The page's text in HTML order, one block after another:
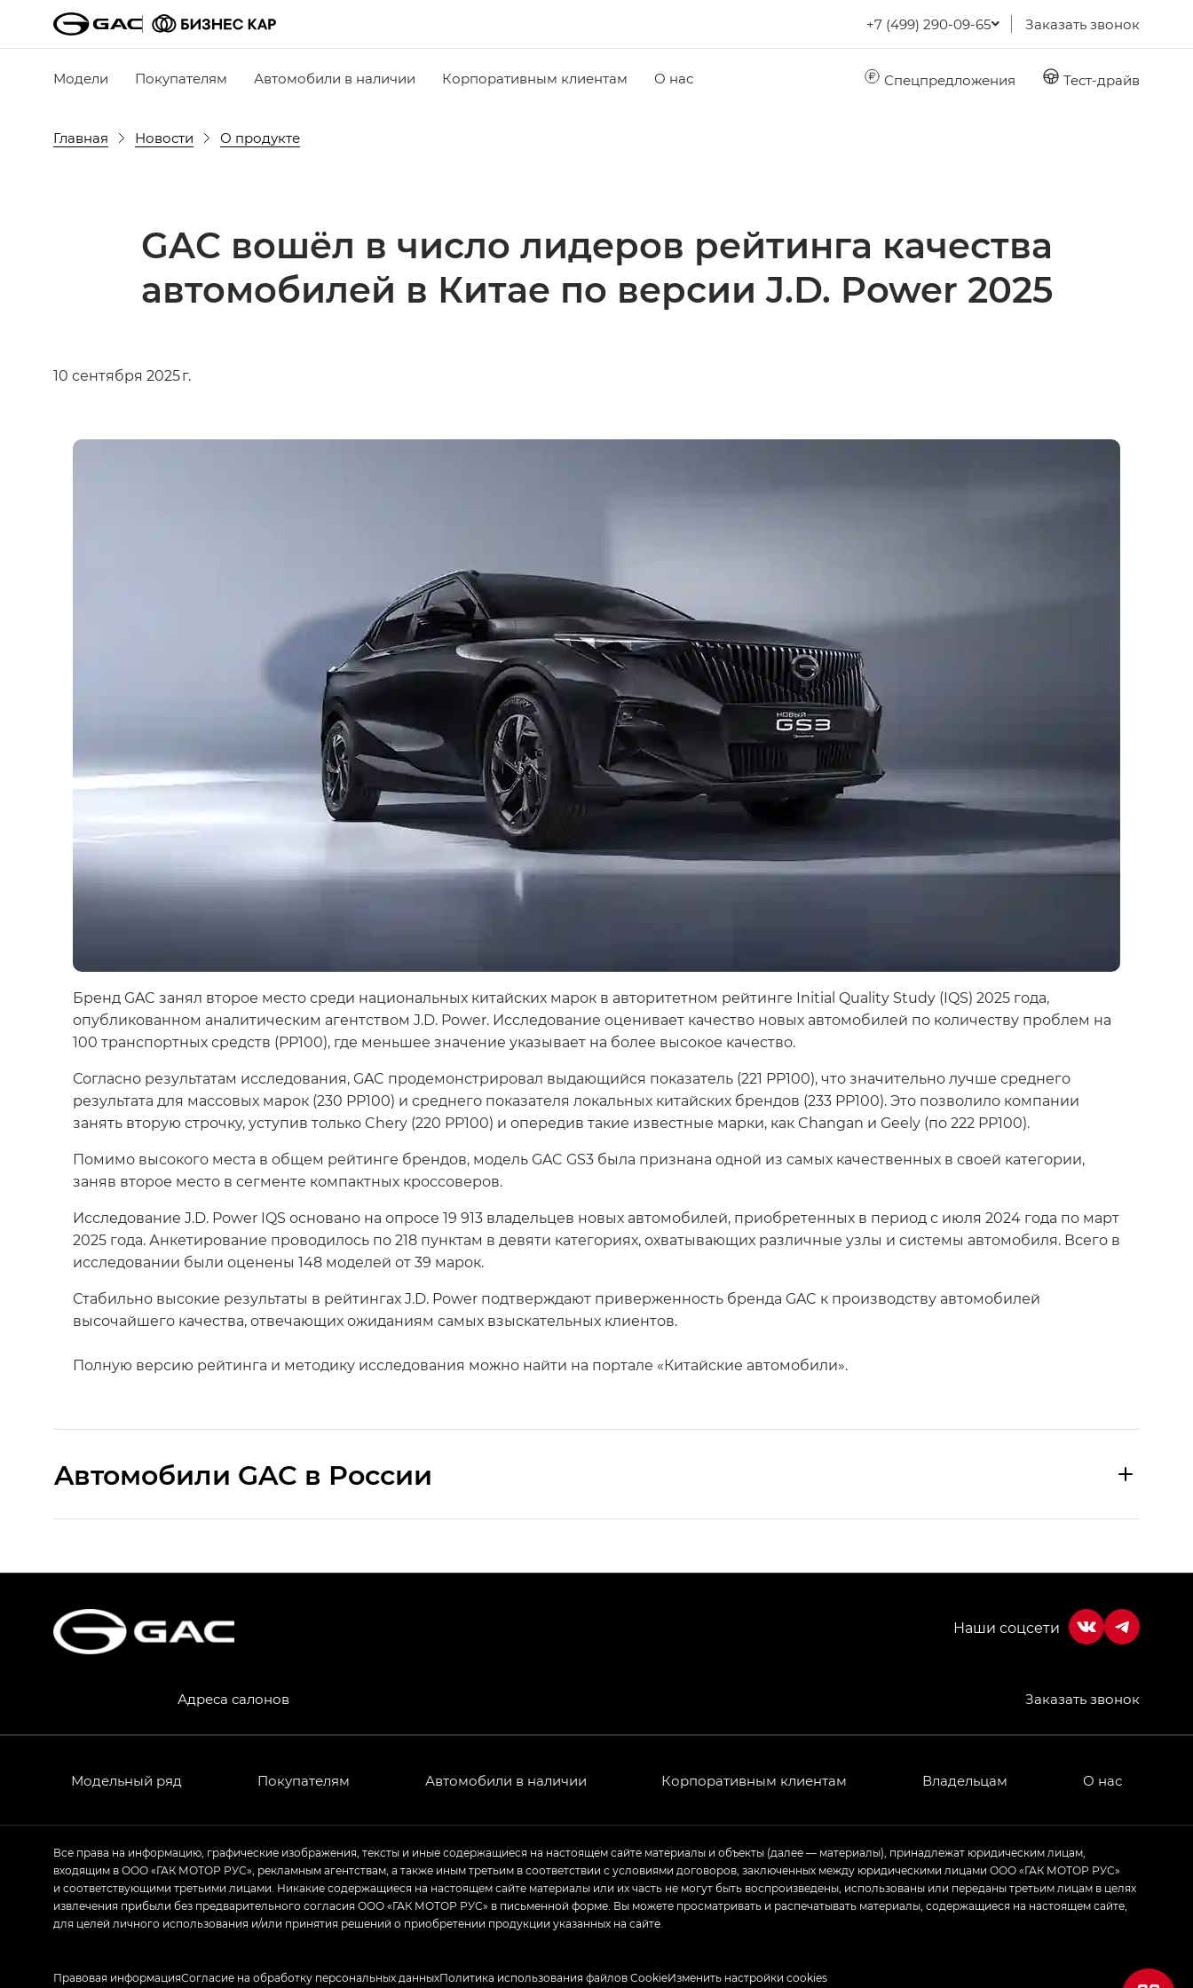
+7 (499) 290-09-65 Заказать звонок
Модели Покупателям Автомобили в наличии Корпоративным клиентам О нас Спецпредложения Тест-драйв
Главная Новости О продукте
GAC вошёл в число лидеров рейтинга качества
автомобилей в Китае по версии J.D. Power 2025
10 сентября 2025 г.
Бренд GAC занял второе место среди национальных китайских марок в авторитетном рейтинге Initial Quality Study (IQS) 2025 года,
опубликованном аналитическим агентством J.D. Power. Исследование оценивает качество новых автомобилей по количеству проблем на
100 транспортных средств (PP100), где меньшее значение указывает на более высокое качество.
Согласно результатам исследования, GAC продемонстрировал выдающийся показатель (221 PP100), что значительно лучше среднего
результата для массовых марок (230 PP100) и среднего показателя локальных китайских брендов (233 PP100). Это позволило компании
занять вторую строчку, уступив только Chery (220 PP100) и опередив такие известные марки, как Changan и Geely (по 222 PP100).
Помимо высокого места в общем рейтинге брендов, модель GAC GS3 была признана одной из самых качественных в своей категории,
заняв второе место в сегменте компактных кроссоверов.
Исследование J.D. Power IQS основано на опросе 19 913 владельцев новых автомобилей, приобретенных в период с июля 2024 года по март
2025 года. Анкетирование проводилось по 218 пунктам в девяти категориях, охватывающих различные узлы и системы автомобиля. Всего в
исследовании были оценены 148 моделей от 39 марок.
Стабильно высокие результаты в рейтингах J.D. Power подтверждают приверженность бренда GAC к производству автомобилей
высочайшего качества, отвечающих ожиданиям самых взыскательных клиентов.
Полную версию рейтинга и методику исследования можно найти на портале «Китайские автомобили».
Aвтомобили GAC в России
HYPTEC HT — Хайптек Эйч Ти (HYPTEC HT) в комплектации Экс ПРЕМИУМ — EX PREMIUM
GL
GS4 — Джи Эс 4 (GS4) в комплектациях Джи Би Передний привод — GB 2WD, Джи Би Полный привод — GB AWD, Джи Эль Полный привод —
Empow — Эмпау (Empow) в комплектации Джи Эс — GS, Джи Эль с элементы экстерьера в спортивном стиле — GL (S-Style)
Адреса салонов Заказать звонок
Модельный ряд Покупателям Автомобили в наличии Корпоративным клиентам Владельцам О нас
Все права на информацию, графические изображения, тексты и иные содержащиеся на настоящем сайте материалы и объекты (далее — материалы), принадлежат юридическим лицам,
входящим в ООО «ГАК МОТОР РУС», рекламным агентствам, а также иным третьим в соответствии с условиями договоров, заключенных между юридическими лицами ООО «ГАК МОТОР РУС»
и соответствующими третьими лицами. Никакие содержащиеся на настоящем сайте материалы или их часть не могут быть воспроизведены, использованы или переданы третьим лицам в целях
извлечения прибыли без предварительного согласия ООО «ГАК МОТОР РУС» в письменной форме. Вы можете просматривать и распечатывать материалы, содержащиеся на настоящем сайте,
для целей личного использования и/или принятия решений о приобретении продукции указанных на сайте.
Правовая информацияСогласие на обработку персональных данныхПолитика использования файлов CookieИзменить настройки cookies